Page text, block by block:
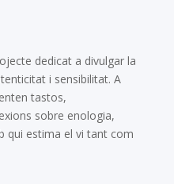
dedicat a divulgar la
i sensibilitat. A
tastos,
sobre enologia,
qui estima el vi tant com